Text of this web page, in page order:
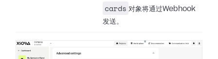
cards 对象将通过Webhook
发送。